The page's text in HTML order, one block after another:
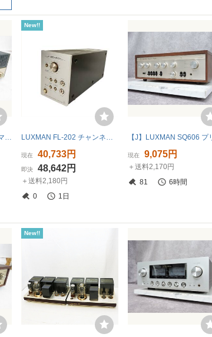
【07】LUXMAN ラックスマン SQ-38 アンプ 音出し確認済 中古 260807A5208
New!!
LUXMAN FL-202 チャンネルデバイダー ジャンク Y11457802
現在 40,733円
即決 48,642円
＋送料2,180円
0
1日
現在 9,075円
＋送料2,170円
81
6時間
New!!